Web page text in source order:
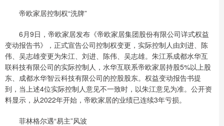
帝欧家居控制权“洗牌”
6月9日，帝欧家居发布《帝欧家居集团股份有限公司详式权益
变动报告书》，正式宣告公司控制权变更，实际控制人由刘进、陈
伟、吴志雄变更为朱江、刘进、陈伟、吴志雄。朱江系成都水华互
联科技有限公司的实际控制人，水华互联系帝欧家居持股5%以上股
东、成都水华智云科技有限公司的控股股东。权益变动报告书提
到，当上述4位实际控制人意见不一致时，以朱江意见为准。公开资
料显示，从2022年开始，帝欧家居的业绩已连续3年亏损。
菲林格尔遇“易主”风波